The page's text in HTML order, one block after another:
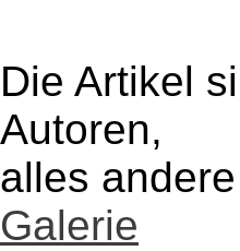
Die Artikel
Autoren,
alles
Galerie